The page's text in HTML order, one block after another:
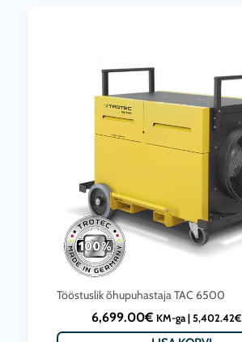
Tööstuslik õhupuhastaja TAC 6500
6,699.00€ KM-ga | 5,402.42€